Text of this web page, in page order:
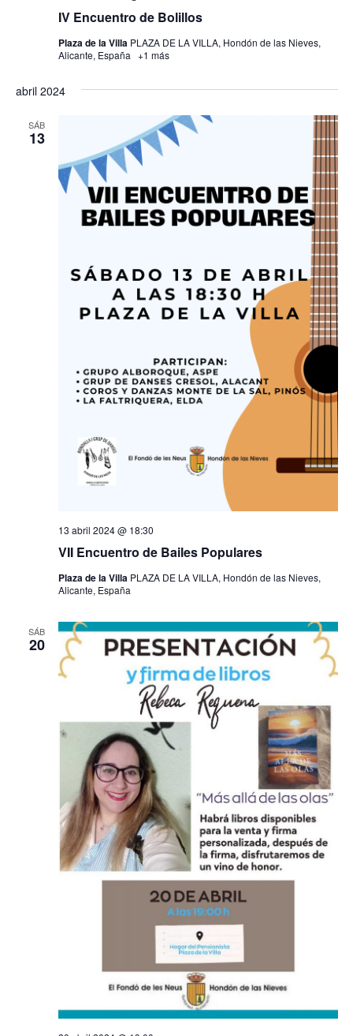
IV Encuentro de Bolillos
Plaza de la Villa PLAZA DE LA VILLA, Hondón de las Nieves,
Alicante, España +1 más
abril 2024
SÁB
13
VII Encuentro de Bailes Populares
13 abril 2024 @ 18:30
Plaza de la Villa PLAZA DE LA VILLA, Hondón de las Nieves,
Alicante, España
SÁB
20